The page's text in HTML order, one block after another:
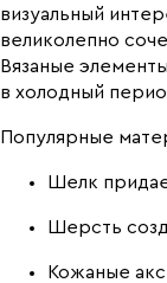
визуальный
великолепно
Вязаные
в холодный
Популярные
Шелк
Шерсть
Кожаные